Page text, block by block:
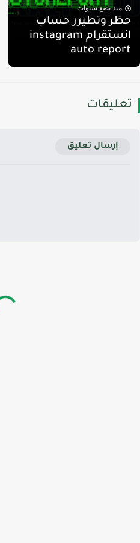
منذ بضع سنوات
وتطيرر حساب
انستقرام instagram
auto
إرسال تعليق